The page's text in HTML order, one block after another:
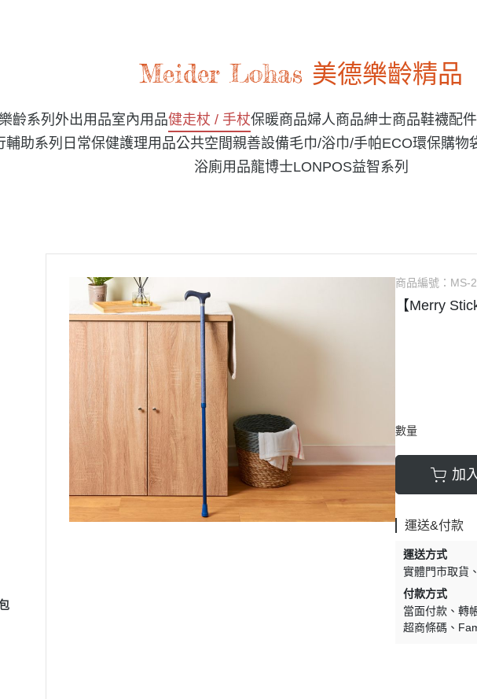
Meider Lohas 美德樂齡精品
樂齡系列 外出用品室內用品健走杖 / 手杖保暖商品婦人商品紳士商品鞋襪配件
輔助系列 日常保健護理用品公共空間親善設備毛巾/浴巾/手帕ECO環保購物
浴廁用品龍博士LONPOS益智系列
商品編號： MS-
【Merry
數量
加
運送&付款
運送方式
實體門市取貨
付款方式
當面付款
轉
超商條碼